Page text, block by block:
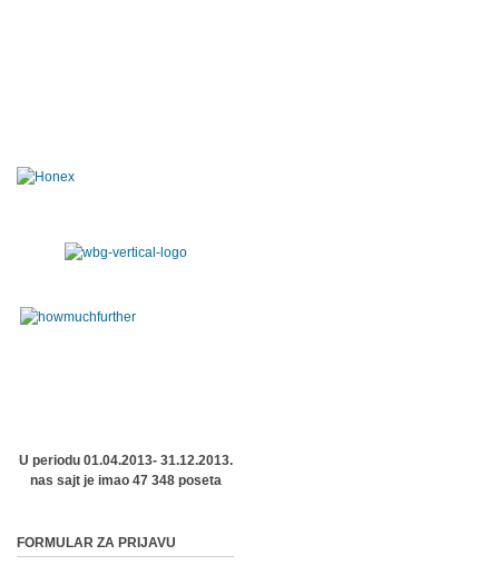
U periodu 01.04.2013- 31.12.2013.
nas sajt je imao 47 348 poseta
FORMULAR ZA PRIJAVU